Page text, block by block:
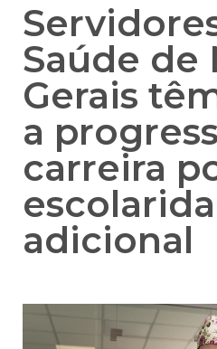
Saúde de
Gerais
a
carreira
adicional